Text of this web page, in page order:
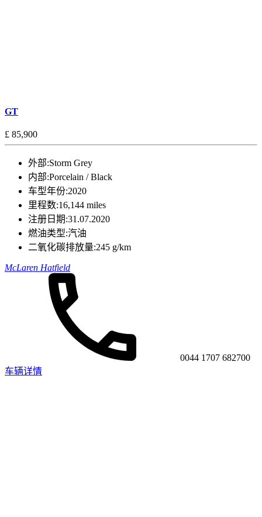
GT
£ 85,900
外部:Storm Grey
内部:Porcelain / Black
车型年份:2020
里程数:16,144 miles
注册日期:31.07.2020
燃油类型:汽油
二氧化碳排放量:245 g/km
McLaren Hatfield
0044 1707 682700
车辆详情